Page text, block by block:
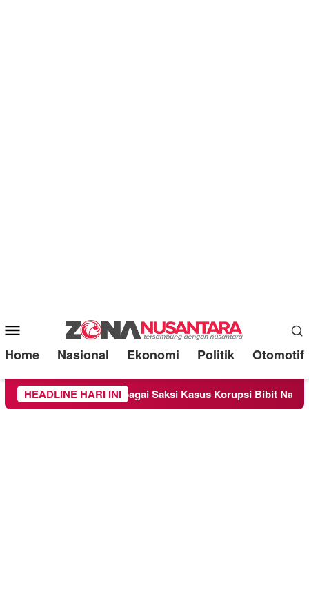
Mobile
Menu
Home Nasional Ekonomi Politik Otomotif
HEADLINE HARI INI
Diperiksa Sebagai Saksi Kasus Korupsi Bibit Nanas